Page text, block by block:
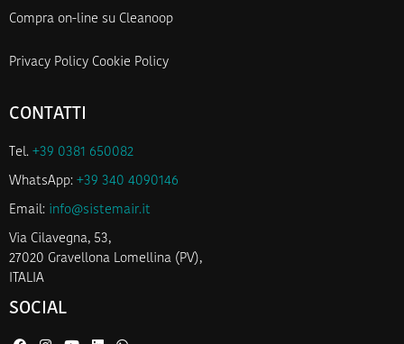
Compra on-line su Cleanoop
Privacy Policy Cookie Policy
CONTATTI
Tel. +39 0381 650082
WhatsApp: +39 340 4090146
Email: info@sistemair.it
Via Cilavegna, 53,
27020 Gravellona Lomellina (PV),
ITALIA
SOCIAL